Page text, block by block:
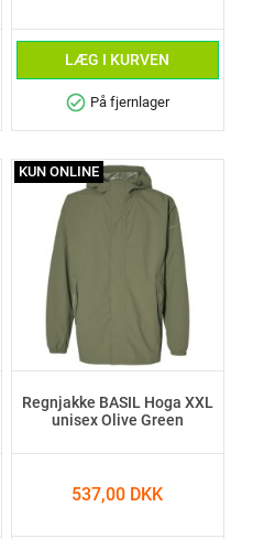
LÆG I KURVEN
check_circle På fjernlager
Regnjakke BASIL Hoga XXL
unisex Olive Green
537,00 DKK
KUN ONLINE